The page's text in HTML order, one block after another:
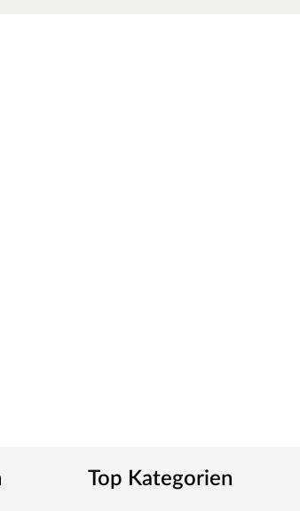
- Woodtex bildet die Schnittstelle zwischen
Innovation konzipiert für dauerhafte
Top Kategorien